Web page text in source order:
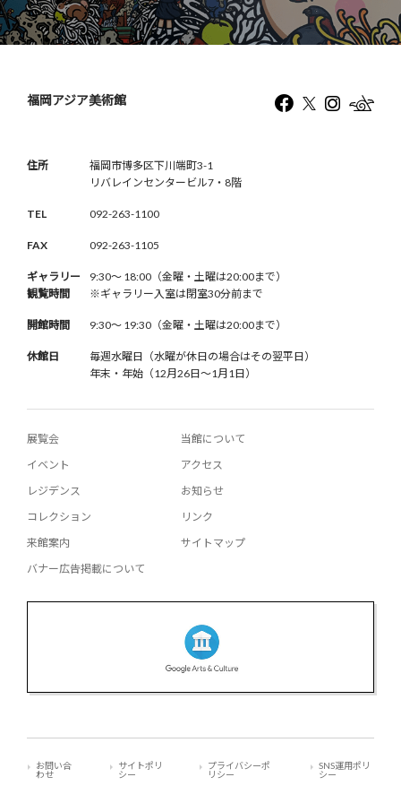
福岡アジア美術館
住所
福岡市博多区下川端町3-1
リバレインセンタービル7・8階
TEL 092-263-1100
FAX 092-263-1105
ギャラリー
観覧時間
9:30〜 18:00（金曜・土曜は20:00まで）
※ギャラリー入室は閉室30分前まで
開館時間 9:30〜 19:30（金曜・土曜は20:00まで）
休館日
毎週水曜日（水曜が休日の場合はその翌平日）
年末・年始（12月26日〜1月1日）
展覧会
イベント
レジデンス
コレクション
来館案内
バナー広告掲載について
当館について
アクセス
お知らせ
リンク
サイトマップ
お問い合
わせ
サイトポリ
シー
プライバシーポ
リシー
SNS運用ポリ
シー